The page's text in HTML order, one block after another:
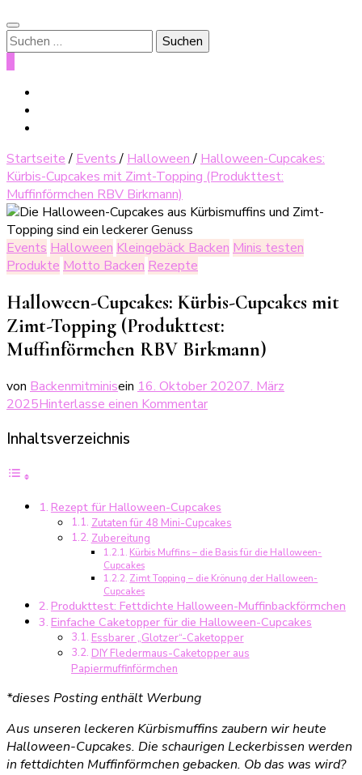
Suche
nach:
Startseite / Events/ Halloween/ Halloween-Cupcakes:
Kürbis-Cupcakes mit Zimt-Topping (Produkttest:
Muffinförmchen RBV Birkmann)
Events Halloween Kleingebäck Backen Minis testen
Produkte Motto Backen Rezepte
Halloween-Cupcakes: Kürbis-Cupcakes mit
Zimt-Topping (Produkttest:
Muffinförmchen RBV Birkmann)
von Backenmitminisein 16. Oktober 20207. März
2025Hinterlasse einen Kommentarzu
Zimt-
Topping
(Produkttest:
RBV
Birkmann)
Inhaltsverzeichnis
Rezept für Halloween-Cupcakes
Zutaten für 48 Mini-Cupcakes
Zubereitung
Kürbis Muffins – die Basis für die Halloween-
Cupcakes
Zimt Topping – die Krönung der Halloween-
Cupcakes
Produkttest: Fettdichte Halloween-Muffinbackförmchen
Einfache Caketopper für die Halloween-Cupcakes
Essbarer „Glotzer“-Caketopper
DIY Fledermaus-Caketopper aus
Papiermuffinförmchen
*dieses Posting enthält Werbung
Aus unseren leckeren Kürbismuffins zaubern wir heute
Halloween-Cupcakes. Die schaurigen Leckerbissen werden
in fettdichten Muffinförmchen gebacken. Ob das was wird?